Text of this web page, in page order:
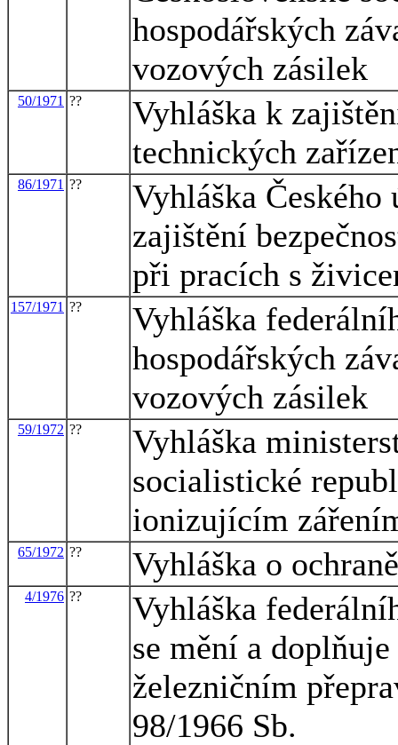
hospodářských
vozových zásilek
50/1971 ??
Vyhláška k
technických
86/1971 ??
Vyhláška Českého
zajištění
při pracích s
157/1971 ??
Vyhláška
hospodářských
vozových zásilek
59/1972 ??
Vyhláška
socialistické
ionizujícím
65/1972 ?? Vyhláška o
4/1976 ??
Vyhláška
se mění a
železničním
98/1966 Sb.